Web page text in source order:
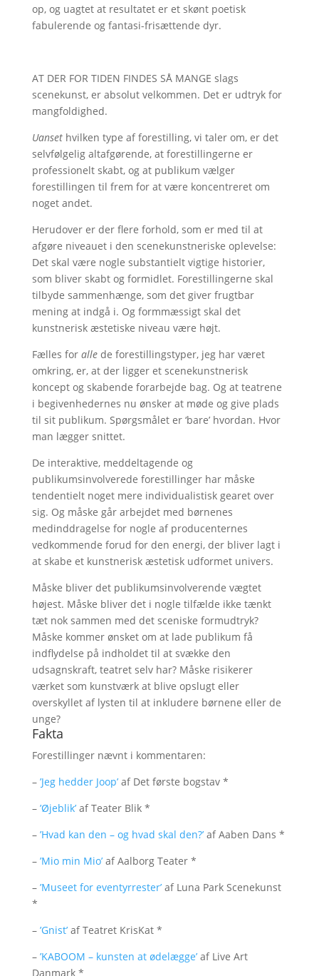
op, og uagtet at resultatet er et skønt poetisk
fabulerende og fantasi-frisættende dyr.
AT DER FOR TIDEN FINDES SÅ MANGE slags
scenekunst, er absolut velkommen. Det er udtryk for
mangfoldighed.
Uansethvilken type af forestilling, vi taler om, er det
selvfølgelig altafgørende, at forestillingerne er
professionelt skabt, og at publikum vælger
forestillingen til frem for at være koncentreret om
noget andet.
Herudover er der flere forhold, som er med til at
afgøre niveauet i den scenekunstneriske oplevelse:
Det skal være nogle substantielt vigtige historier,
som bliver skabt og formidlet. Forestillingerne skal
tilbyde sammenhænge, som det giver frugtbar
mening at indgå i. Og formmæssigt skal det
kunstnerisk æstetiske niveau være højt.
Fælles for allede forestillingstyper, jeg har været
omkring, er, at der ligger et scenekunstnerisk
koncept og skabende forarbejde bag. Og at teatrene
i begivenhedernes nu ønsker at møde og give plads
til sit publikum. Spørgsmålet er ‘bare’ hvordan. Hvor
man lægger snittet.
De interaktive, meddeltagende og
publikumsinvolverede forestillinger har måske
tendentielt noget mere individualistisk gearet over
sig. Og måske går arbejdet med børnenes
medinddragelse for nogle af producenternes
vedkommende forud for den energi, der bliver lagt i
at skabe et kunstnerisk æstetisk udformet univers.
Måske bliver det publikumsinvolverende vægtet
højest. Måske bliver det i nogle tilfælde ikke tænkt
tæt nok sammen med det sceniske formudtryk?
Måske kommer ønsket om at lade publikum få
indflydelse på indholdet til at svække den
udsagnskraft, teatret selv har? Måske risikerer
værket som kunstværk at blive opslugt eller
overskyllet af lysten til at inkludere børnene eller de
unge?
Fakta
Forestillinger nævnt i kommentaren:
– ’Jeg hedder Joop’af Det første bogstav *
– ’Øjeblik’af Teater Blik *
– ’Hvad kan den – og hvad skal den?’af Aaben Dans *
– ’Mio min Mio’af Aalborg Teater *
– ’Museet for eventyrrester’af Luna Park Scenekunst
*
– ’Gnist’af Teatret KrisKat *
– ’KABOOM – kunsten at ødelægge’af Live Art
Danmark *